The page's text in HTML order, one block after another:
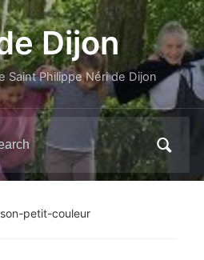
Dijon
Saint Philippe Néri de Dijon
petit-couleur